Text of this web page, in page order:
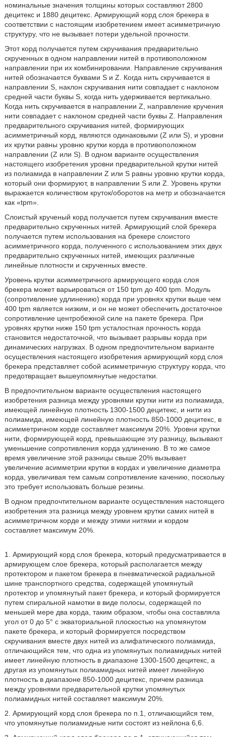
номинальные значения толщины которых составляют 2800
децитекс и 1880 децитекс. Армирующий корд слоя брекера в
соответствии с настоящим изобретением имеет асимметричную
структуру, что не вызывает потери удельной прочности.
Этот корд получается путем скручивания предварительно
скрученных в одном направлении нитей в противоположном
направлении при их комбинировании. Направление скручивания
нитей обозначается буквами S и Z. Когда нить скручивается в
направлении S, наклон скручивания нити совпадает с наклоном
средней части буквы S, когда нить удерживается вертикально.
Когда нить скручивается в направлении Z, направление кручения
нити совпадает с наклоном средней части буквы Z. Направления
предварительного скручивания нитей, формирующих
асимметричный корд, являются одинаковыми (Z или S), и уровни
их крутки равны уровню крутки корда в противоположном
направлении (Z или S). В одном варианте осуществления
настоящего изобретения уровни предварительной крутки нитей
из полиамида в направлении Z или S равны уровню крутки корда,
который они формируют, в направлении S или Z. Уровень крутки
выражается количеством круток/оборотов на метр и обозначается
как «tpm».
Слоистый крученый корд получается путем скручивания вместе
предварительно скрученных нитей. Армирующий слой брекера
получается путем использования на брекере слоистого
асимметричного корда, полученного с использованием этих двух
предварительно скрученных нитей, имеющих различные
линейные плотности и скрученных вместе.
Уровень крутки асимметричного армирующего корда слоя
брекера может варьироваться от 150 tpm до 400 tpm. Модуль
(сопротивление удлинению) корда при уровнях крутки выше чем
400 tpm является низким, и он не может обеспечить достаточное
сопротивление центробежной силе на пакете брекера. При
уровнях крутки ниже 150 tpm усталостная прочность корда
становится недостаточной, что вызывает разрывы корда при
динамических нагрузках. В одном предпочтительном варианте
осуществления настоящего изобретения армирующий корд слоя
брекера представляет собой асимметричную структуру корда, что
предотвращает вышеупомянутые недостатки.
В предпочтительном варианте осуществления настоящего
изобретения разница между уровнями крутки нити из полиамида,
имеющей линейную плотность 1300-1500 децитекс, и нити из
полиамида, имеющей линейную плотность 850-1000 децитекс, в
асимметричном корде составляет максимум 20%. Уровни крутки
нити, формирующей корд, превышающие эту разницу, вызывают
уменьшение сопротивления корда удлинению. В то же самое
время увеличение этой разницы свыше 20% вызывает
увеличение асимметрии крутки в кордах и увеличение диаметра
корда, увеличивая тем самым сопротивление качению, поскольку
это требует использовать больше резины.
В одном предпочтительном варианте осуществления настоящего
изобретения эта разница между уровнем крутки самих нитей в
асимметричном корде и между этими нитями и кордом
составляет максимум 20%.
1. Армирующий корд слоя брекера, который предусматривается в
армирующем слое брекера, который располагается между
протектором и пакетом брекера в пневматической радиальной
шине транспортного средства, содержащей упомянутый
протектор и упомянутый пакет брекера, и который формируется
путем спиральной намотки в виде полосы, содержащей по
меньшей мере два корда, таким образом, чтобы она составляла
угол от 0 до 5° с экваториальной плоскостью на упомянутом
пакете брекера, и который формируется посредством
скручивания вместе двух нитей из алифатического полиамида,
отличающийся тем, что одна из упомянутых полиамидных нитей
имеет линейную плотность в диапазоне 1300-1500 децитекс, а
другая из упомянутых полиамидных нитей имеет линейную
плотность в диапазоне 850-1000 децитекс, причем разница
между уровнями предварительной крутки упомянутых
полиамидных нитей составляет максимум 20%.
2. Армирующий корд слоя брекера по п.1, отличающийся тем,
что упомянутые полиамидные нити состоят из нейлона 6,6.